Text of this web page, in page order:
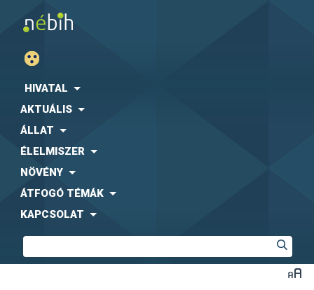
HIVATAL
AKTUÁLIS
ÁLLAT
ÉLELMISZER
NÖVÉNY
ÁTFOGÓ TÉMÁK
KAPCSOLAT